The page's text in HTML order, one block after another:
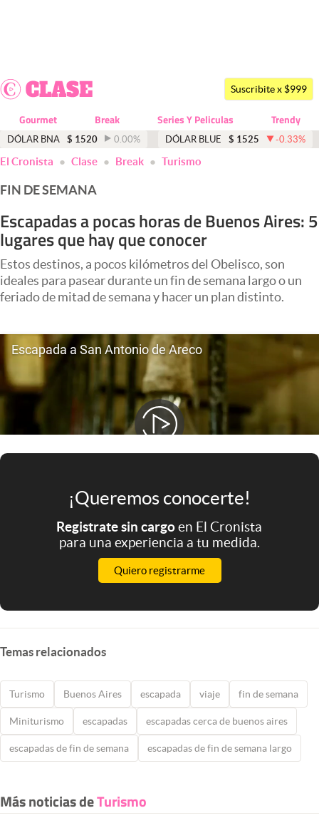
Dólar
Economía y Política
Finanzas y Mercados
Mercados Online
Negocios
Columnistas
Otras secciones
Apertura
Clase
Clima
Eventos Corporativos
El Cronista Studio
Argentina
Suscribite x $999
Gourmet Break Series Y Peliculas Trendy
DÓLAR BNA $ 1520 0.00% DÓLAR BLUE $ 1525 -0.33%
El Cronista Clase Break Turismo
FIN DE SEMANA
Escapadas a pocas horas de Buenos Aires: 5
lugares que hay que conocer
Estos destinos, a pocos kilómetros del Obelisco, son
ideales para pasear durante un fin de semana largo o un
feriado de mitad de semana y hacer un plan distinto.
¡Queremos conocerte!
Registrate sin cargoen El Cronista
para una experiencia a tu medida.
Quiero registrarme
Temas relacionados
Turismo Buenos Aires escapada viaje fin de semana
Miniturismo escapadas escapadas cerca de buenos aires
escapadas de fin de semana escapadas de fin de semana largo
Más noticias deTurismo